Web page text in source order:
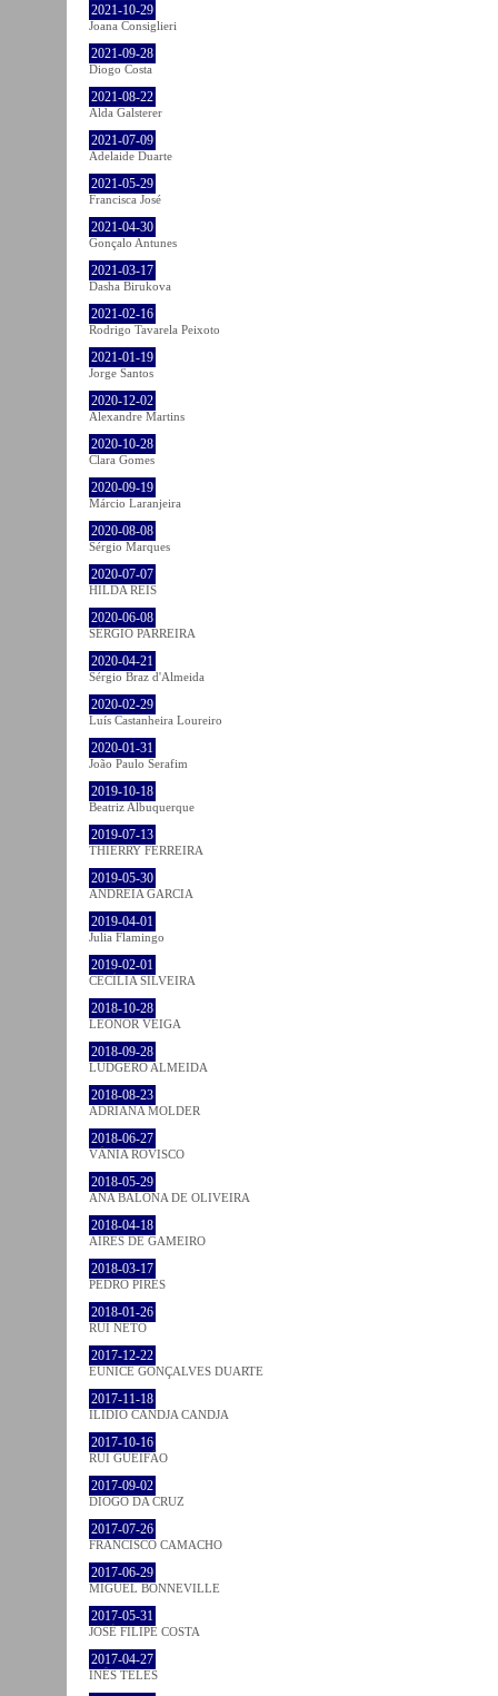
2021-10-29
Joana Consiglieri
2021-09-28
Diogo Costa
2021-08-22
Alda Galsterer
2021-07-09
Adelaide Duarte
2021-05-29
Francisca José
2021-04-30
Gonçalo Antunes
2021-03-17
Dasha Birukova
2021-02-16
Rodrigo Tavarela Peixoto
2021-01-19
Jorge Santos
2020-12-02
Alexandre Martins
2020-10-28
Clara Gomes
2020-09-19
Márcio Laranjeira
2020-08-08
Sérgio Marques
2020-07-07
HILDA REIS
2020-06-08
SÉRGIO PARREIRA
2020-04-21
Sérgio Braz d'Almeida
2020-02-29
Luís Castanheira Loureiro
2020-01-31
João Paulo Serafim
2019-10-18
Beatriz Albuquerque
2019-07-13
THIERRY FERREIRA
2019-05-30
ANDREIA GARCIA
2019-04-01
Julia Flamingo
2019-02-01
CECÍLIA SILVEIRA
2018-10-28
LEONOR VEIGA
2018-09-28
LUDGERO ALMEIDA
2018-08-23
ADRIANA MOLDER
2018-06-27
VÂNIA ROVISCO
2018-05-29
ANA BALONA DE OLIVEIRA
2018-04-18
AIRES DE GAMEIRO
2018-03-17
PEDRO PIRES
2018-01-26
RUI NETO
2017-12-22
EUNICE GONÇALVES DUARTE
2017-11-18
ILIDIO CANDJA CANDJA
2017-10-16
RUI GUEIFÃO
2017-09-02
DIOGO DA CRUZ
2017-07-26
FRANCISCO CAMACHO
2017-06-29
MIGUEL BONNEVILLE
2017-05-31
JOSÉ FILIPE COSTA
2017-04-27
INÊS TELES